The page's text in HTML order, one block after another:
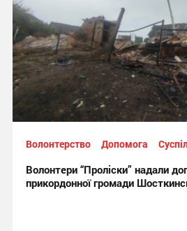
Волонтерство Допомога
Волонтери “Проліски” надали
прикордонної громади